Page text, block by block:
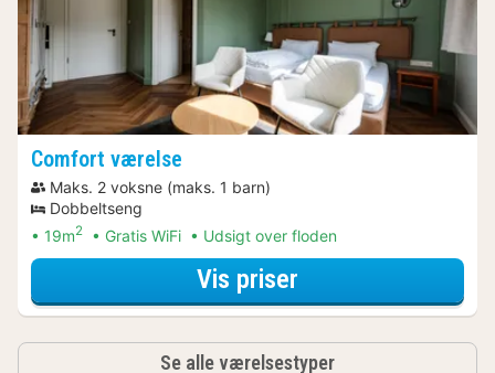
Comfort værelse
Maks. 2 voksne (maks. 1 barn)
Dobbeltseng
19m2 Gratis WiFi Udsigt over floden
Vis priser
Se alle værelsestyper